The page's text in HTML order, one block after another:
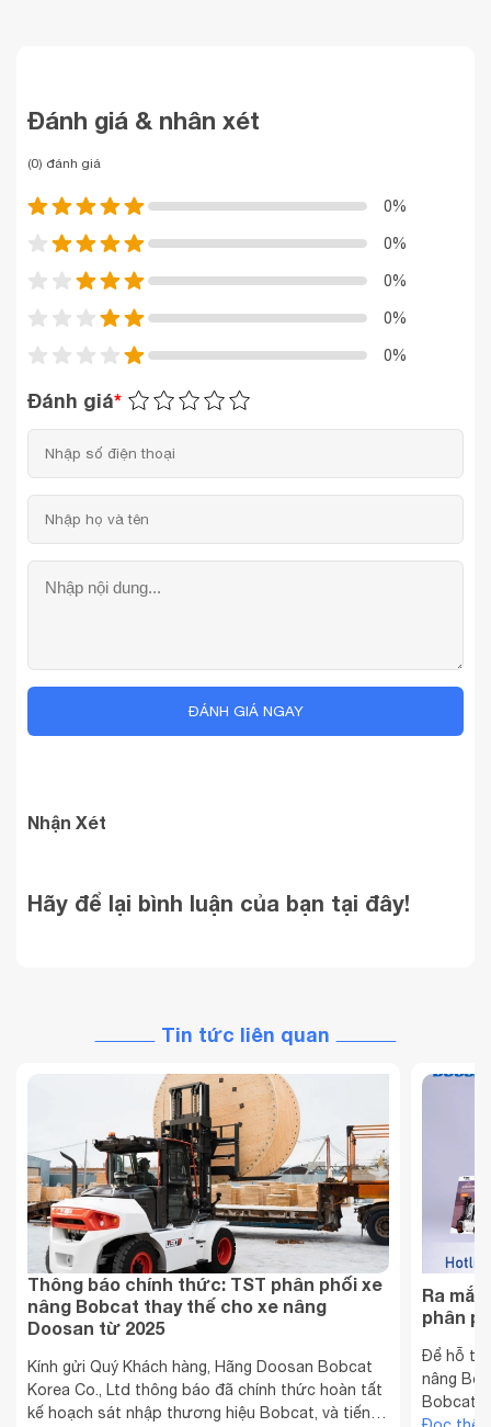
Đánh giá & nhân xét
(0) đánh giá
0%
0%
0%
0%
0%
Đánh giá*
ĐÁNH GIÁ NGAY
Nhận Xét
Hãy để lại bình luận của bạn tại đây!
Tin tức liên quan
Thông báo chính thức: TST phân phối xe
nâng Bobcat thay thế cho xe nâng
Doosan từ 2025
Kính gửi Quý Khách hàng, Hãng Doosan Bobcat
Korea Co., Ltd thông báo đã chính thức hoàn tất
kế hoạch sát nhập thương hiệu Bobcat, và tiến
Ra mắt
phân
Để hỗ trợ
nâng
Bobcat